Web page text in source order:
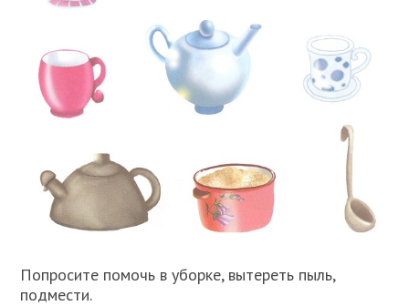
Попросите помочь в уборке, вытереть пыль,
подмести.